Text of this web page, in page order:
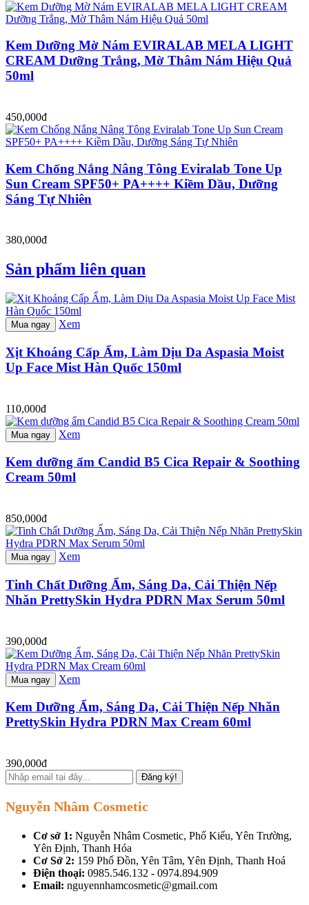
Kem Dưỡng Mờ Nám EVIRALAB MELA LIGHT
CREAM Dưỡng Trắng, Mờ Thâm Nám Hiệu Quả
50ml
450,000đ
Kem Chống Nắng Nâng Tông Eviralab Tone Up
Sun Cream SPF50+ PA++++ Kiềm Dầu, Dưỡng
Sáng Tự Nhiên
380,000đ
Sản phẩm liên quan
Mua ngay Xem
Xịt Khoáng Cấp Ẩm, Làm Dịu Da Aspasia Moist
Up Face Mist Hàn Quốc 150ml
110,000đ
Mua ngay Xem
Kem dưỡng ẩm Candid B5 Cica Repair & Soothing
Cream 50ml
850,000đ
Mua ngay Xem
Tinh Chất Dưỡng Ẩm, Sáng Da, Cải Thiện Nếp
Nhăn PrettySkin Hydra PDRN Max Serum 50ml
390,000đ
Mua ngay Xem
Kem Dưỡng Ẩm, Sáng Da, Cải Thiện Nếp Nhăn
PrettySkin Hydra PDRN Max Cream 60ml
390,000đ
Đăng ký!
Nguyễn Nhâm Cosmetic
Cơ sở 1: Nguyễn Nhâm Cosmetic, Phố Kiểu, Yên Trường,
Yên Định, Thanh Hóa
Cơ Sở 2: 159 Phố Đồn, Yên Tâm, Yên Định, Thanh Hoá
Điện thoại: 0985.546.132 - 0974.894.909
Email: nguyennhamcosmetic@gmail.com